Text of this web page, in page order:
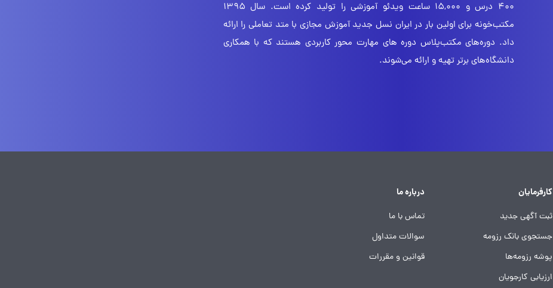
400 درس و 15,000 ساعت ویدئو آموزشی را تولید کرده است. سال 1395
مکتب‌خونه برای اولین بار در ایران نسل جدید آموزش مجازی با متد تعاملی را ارائه
داد. دوره‌های مکتب‌پلاس دوره های مهارت محور کاربردی هستند که با همکاری
دانشگاه‌های برتر تهیه و ارائه می‌شوند.
کارفرمایان
ثبت آگهی جدید
جستجوی بانک رزومه
پوشه‌‌ رزومه‌ها
ارزیابی کارجویان
درباره ما
تماس با ما
سوالات متداول
قوانین و مقررات